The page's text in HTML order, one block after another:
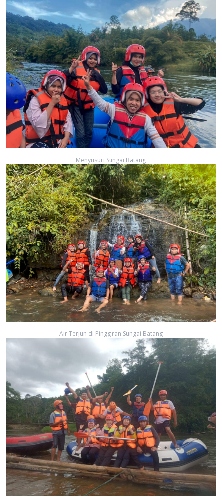
Menyusuri Sungai Batang
Air Terjun di Pinggiran Sungai Batang